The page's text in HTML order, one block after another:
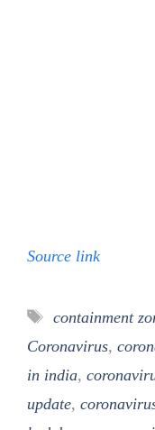
Source link
Tags
containment
Coronavirus,
in india,
update,